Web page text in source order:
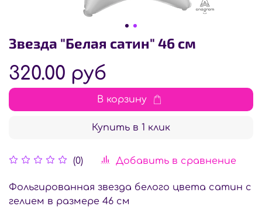
Звезда "Белая сатин" 46 см
(0) Добавить в сравнение
320.00 руб
В корзину
Купить в 1 клик
Фольгированная звезда белого цвета сатин с
гелием в размере 46 см